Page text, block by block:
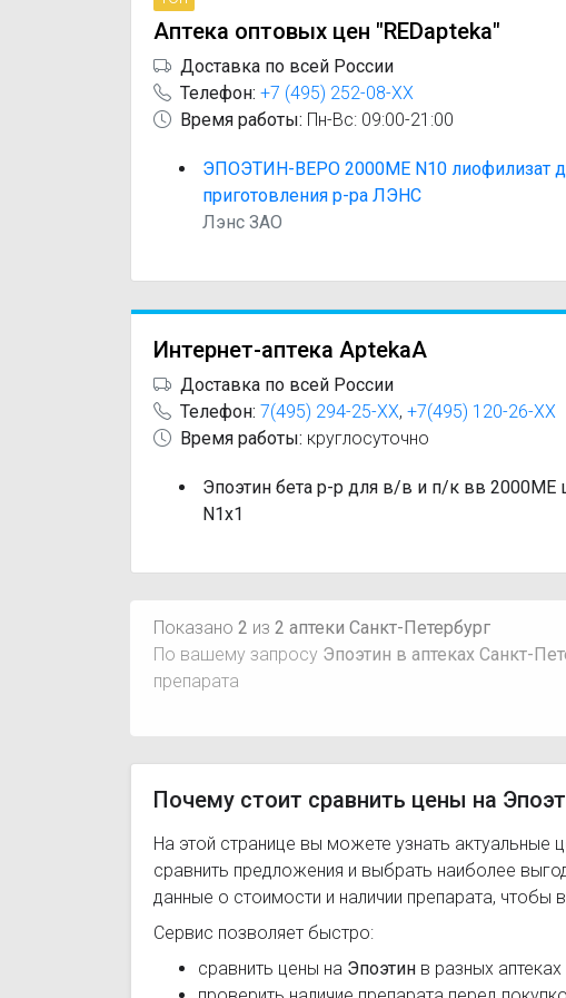
Аптека оптовых цен "REDapteka"
Доставка по всей России
Телефон: +7 (495) 252-08-XX
Время работы: Пн-Вс: 09:00-21:00
ЭПОЭТИН-ВЕРО 2000МЕ N10 лиофилизат
приготовления р-ра ЛЭНС
Лэнс ЗАО
Интернет-аптека AptekaA
Доставка по всей России
Телефон: 7(495) 294-25-XX, +7(495) 120-26-XX
Время работы: круглосуточно
Эпоэтин бета р-р для в/в и п/к вв
N1x1
Показано 2 из 2 аптеки Санкт-Петербург
По вашему запросу Эпоэтин в аптеках Санкт-
препарата
Почему стоит сравнить цены на
На этой странице вы можете узнать актуальные
сравнить предложения и выбрать наиболее
данные о стоимости и наличии препарата, чтобы
Сервис позволяет быстро:
сравнить цены на Эпоэтин в разных аптеках